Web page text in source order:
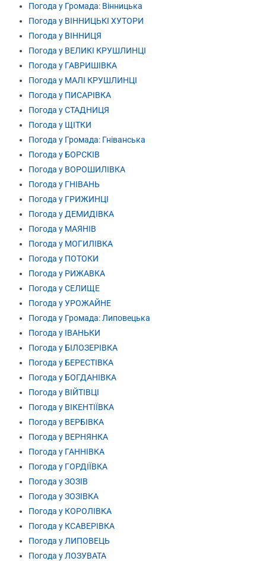
Погода у Громада: Вінницька
Погода у ВІННИЦЬКІ ХУТОРИ
Погода у ВІННИЦЯ
Погода у ВЕЛИКІ КРУШЛИНЦІ
Погода у ГАВРИШІВКА
Погода у МАЛІ КРУШЛИНЦІ
Погода у ПИСАРІВКА
Погода у СТАДНИЦЯ
Погода у ЩІТКИ
Погода у Громада: Гніванська
Погода у БОРСКІВ
Погода у ВОРОШИЛІВКА
Погода у ГНІВАНЬ
Погода у ГРИЖИНЦІ
Погода у ДЕМИДІВКА
Погода у МАЯНІВ
Погода у МОГИЛІВКА
Погода у ПОТОКИ
Погода у РИЖАВКА
Погода у СЕЛИЩЕ
Погода у УРОЖАЙНЕ
Погода у Громада: Липовецька
Погода у ІВАНЬКИ
Погода у БІЛОЗЕРІВКА
Погода у БЕРЕСТІВКА
Погода у БОГДАНІВКА
Погода у ВІЙТІВЦІ
Погода у ВІКЕНТІЇВКА
Погода у ВЕРБІВКА
Погода у ВЕРНЯНКА
Погода у ГАННІВКА
Погода у ГОРДІЇВКА
Погода у ЗОЗІВ
Погода у ЗОЗІВКА
Погода у КОРОЛІВКА
Погода у КСАВЕРІВКА
Погода у ЛИПОВЕЦЬ
Погода у ЛОЗУВАТА